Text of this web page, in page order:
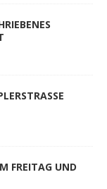
FREITAG UND